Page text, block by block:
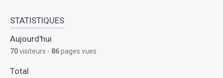
STATISTIQUES
Aujourd'hui
70visiteurs - 86pages vues
Total